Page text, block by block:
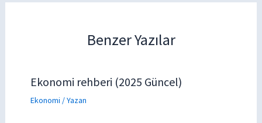
Benzer Yazılar
Ekonomi rehberi (2025 Güncel)
Ekonomi / Yazan